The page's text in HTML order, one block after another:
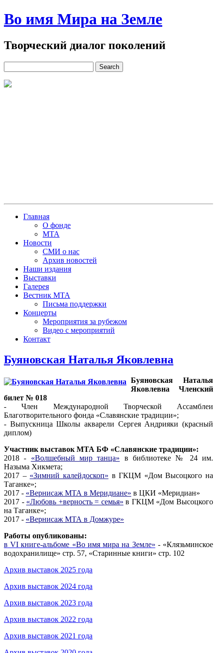
Во имя Мира на Земле
Творческий диалог поколений
Главная
О фонде
МТА
Новости
СМИ о нас
Архив новостей
Наши издания
Выставки
Галерея
Вестник МТА
Письма поддержки
Концерты
Мероприятия за рубежом
Видео с мероприятий
Контакт
Буяновская Наталья Яковлевна
Буяновская Наталья
Яковлевна Членский
билет № 018
- Член Международной Творческой Ассамблеи
Благотворительного фонда «Славянские традиции»;
- Выпускница Школы акварели Сергея Андрияки (красный
диплом)
Участник выставок МТА БФ «Славянские традиции»:
2018 - «Волшебный мир танца» в библиотеке № 24 им.
Назыма Хикмета;
2017 – «Зимний калейдоскоп» в ГКЦМ «Дом Высоцкого на
Таганке»;
2017 - «Вернисаж МТА в Меридиане» в ЦКИ «Меридиан»
2017 - «Любовь +верность = семья» в ГКЦМ «Дом Высоцкого
на Таганке»;
2017 - «Вернисаж МТА в Домжуре»
Работы опубликованы:
в VI книге-альбоме «Во имя мира на Земле» - «Клязьминское
водохранилище» стр. 57, «Старинные книги» стр. 102
Архив выставок 2025 года
Архив выставок 2024 года
Архив выставок 2023 года
Архив выставок 2022 года
Архив выставок 2021 года